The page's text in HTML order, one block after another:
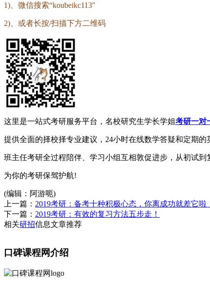
1)、微信搜索“koubeikc113"
2)、或者长按/扫描下方二维码
这里是一站式考研服务平台，名校研究生学长学姐考研一对
提供全面的择校择专业建议，24小时在线数学答疑和定期的
班主任考研全过程陪伴、学习小组互相敦促进步，从初试到
为你的考研保驾护航!
(编辑：阿游呃)
上一篇： 2019考研：备考十种积极心态，你离成功就差它啦
下一篇： 2019考研：有效的复习方法五步走！
相关研招信息文章推荐
口碑课程网介绍